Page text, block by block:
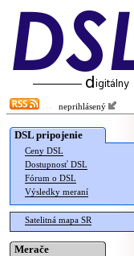
neprihlásený
DSL pripojenie
Ceny DSL
Dostupnosť DSL
Fórum o DSL
Výsledky meraní
Satelitná mapa SR
Merače